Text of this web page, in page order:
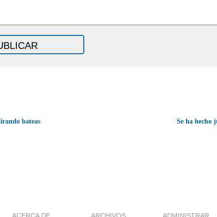
bateas Se ha hecho
ACERCA DE ARCHIVOS ADMINISTRAR